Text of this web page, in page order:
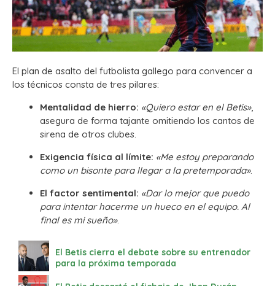
El plan de asalto del futbolista gallego para convencer a
los técnicos consta de tres pilares:
Mentalidad de hierro: «Quiero estar en el Betis»,
asegura de forma tajante omitiendo los cantos de
sirena de otros clubes.
Exigencia física al límite: «Me estoy preparando
como un bisonte para llegar a la pretemporada».
El factor sentimental: «Dar lo mejor que puedo
para intentar hacerme un hueco en el equipo. Al
final es mi sueño».
El Betis cierra el debate sobre su entrenador
para la próxima temporada